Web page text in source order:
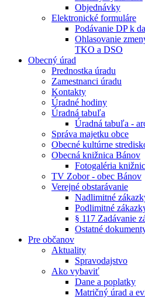
Objednávky
Elektronické formuláre
Podávanie DP k
Ohlasovanie
TKO a DSO
Obecný úrad
Prednostka úradu
Zamestnanci úradu
Kontakty
Úradné hodiny
Úradná tabuľa
Úradná tabuľa -
Správa majetku obce
Obecné kultúrne
Obecná knižnica Bánov
Fotogaléria
TV Zobor - obec Bánov
Verejné obstarávanie
Nadlimitné
Podlimitné
§ 117 Zadávanie
Ostatné
Pre občanov
Aktuality
Spravodajstvo
Ako vybaviť
Dane a poplatky
Matričný úrad a